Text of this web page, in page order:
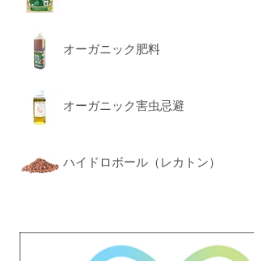
オーガニック肥料
オーガニック害虫忌避
ハイドロボール（レカトン）